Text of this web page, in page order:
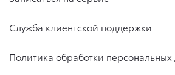
Служба клиентской поддержки
Политика обработки персональных